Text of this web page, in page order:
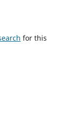
for this